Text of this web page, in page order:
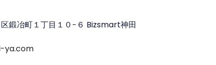
鍛冶町１丁目１０−６ Bizsmart神田
ya.com